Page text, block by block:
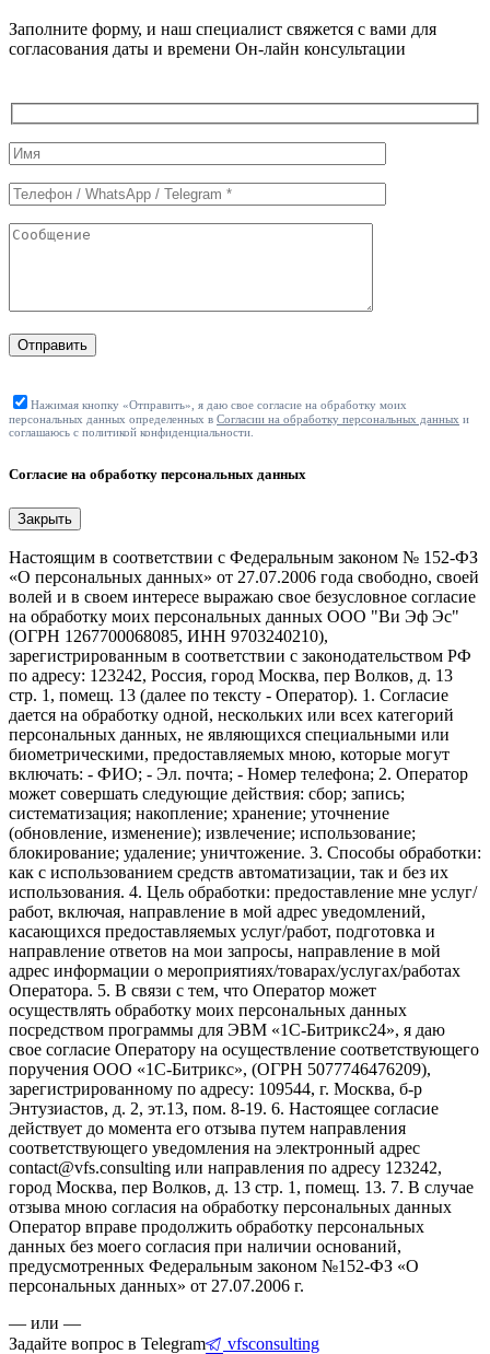
Заполните форму, и наш специалист свяжется с вами для
согласования даты и времени Он-лайн консультации
Служебные
поля
формы
Отправить
Нажимая кнопку «Отправить», я даю свое согласие на обработку моих
персональных данных определенных в Согласии на обработку персональных данных и
соглашаюсь с политикой конфиденциальности.
Согласие на обработку персональных данных
Закрыть
Настоящим в соответствии с Федеральным законом № 152-ФЗ
«О персональных данных» от 27.07.2006 года свободно, своей
волей и в своем интересе выражаю свое безусловное согласие
на обработку моих персональных данных ООО "Ви Эф Эс"
(ОГРН 1267700068085, ИНН 9703240210),
зарегистрированным в соответствии с законодательством РФ
по адресу: 123242, Россия, город Москва, пер Волков, д. 13
стр. 1, помещ. 13 (далее по тексту - Оператор). 1. Согласие
дается на обработку одной, нескольких или всех категорий
персональных данных, не являющихся специальными или
биометрическими, предоставляемых мною, которые могут
включать: - ФИО; - Эл. почта; - Номер телефона; 2. Оператор
может совершать следующие действия: сбор; запись;
систематизация; накопление; хранение; уточнение
(обновление, изменение); извлечение; использование;
блокирование; удаление; уничтожение. 3. Способы обработки:
как с использованием средств автоматизации, так и без их
использования. 4. Цель обработки: предоставление мне услуг/
работ, включая, направление в мой адрес уведомлений,
касающихся предоставляемых услуг/работ, подготовка и
направление ответов на мои запросы, направление в мой
адрес информации о мероприятиях/товарах/услугах/работах
Оператора. 5. В связи с тем, что Оператор может
осуществлять обработку моих персональных данных
посредством программы для ЭВМ «1С-Битрикс24», я даю
свое согласие Оператору на осуществление соответствующего
поручения ООО «1С-Битрикс», (ОГРН 5077746476209),
зарегистрированному по адресу: 109544, г. Москва, б-р
Энтузиастов, д. 2, эт.13, пом. 8-19. 6. Настоящее согласие
действует до момента его отзыва путем направления
соответствующего уведомления на электронный адрес
contact@vfs.consulting или направления по адресу 123242,
город Москва, пер Волков, д. 13 стр. 1, помещ. 13. 7. В случае
отзыва мною согласия на обработку персональных данных
Оператор вправе продолжить обработку персональных
данных без моего согласия при наличии оснований,
предусмотренных Федеральным законом №152-ФЗ «О
персональных данных» от 27.07.2006 г.
— или —
Задайте вопрос в Telegram
vfsconsulting